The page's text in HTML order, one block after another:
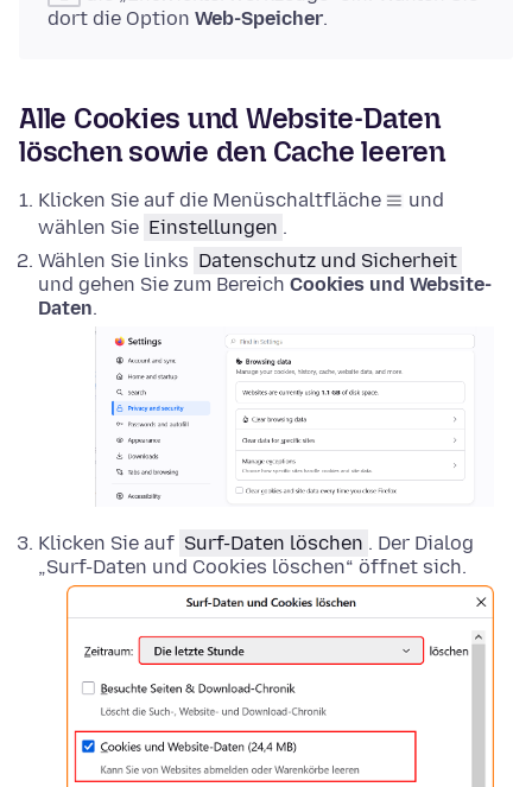
dort die Option Web-Speicher.
Alle Cookies und Website-Daten
löschen sowie den Cache leeren
Klicken Sie auf die Menüschaltfläche
und
wählen Sie Einstellungen .
Wählen Sie links Datenschutz und Sicherheit
und gehen Sie zum Bereich Cookies und Website-
Daten.
Klicken Sie auf Surf-Daten löschen . Der Dialog
„Surf-Daten und Cookies löschen“ öffnet sich.